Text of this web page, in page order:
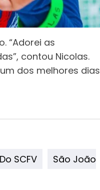
“Adorei as
contou Nicolas.
dos melhores dias
SCFV
São João